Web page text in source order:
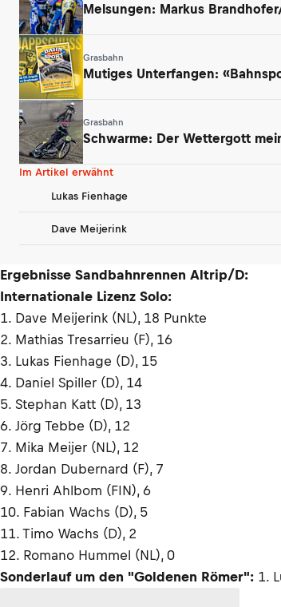
Melsungen: Markus
Grasbahn
Mutiges Unterfangen:
Grasbahn
Schwarme: Der Wettergott
Im Artikel erwähnt
Lukas Fienhage
Dave Meijerink
Ergebnisse Sandbahnrennen Altrip/D:
Internationale Lizenz Solo:
1. Dave Meijerink (NL), 18 Punkte
2. Mathias Tresarrieu (F), 16
3. Lukas Fienhage (D), 15
4. Daniel Spiller (D), 14
5. Stephan Katt (D), 13
6. Jörg Tebbe (D), 12
7. Mika Meijer (NL), 12
8. Jordan Dubernard (F), 7
9. Henri Ahlbom (FIN), 6
10. Fabian Wachs (D), 5
11. Timo Wachs (D), 2
12. Romano Hummel (NL), 0
Sonderlauf um den "Goldenen Römer": 1.